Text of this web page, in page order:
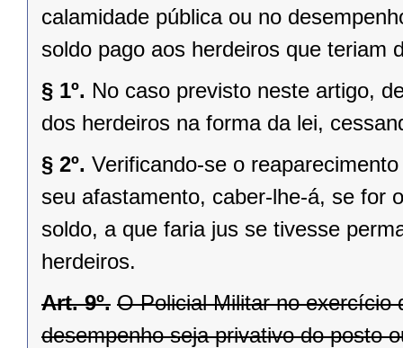
calamidade pública ou no
soldo pago aos herdeiros que teriam
§ 1º. No caso previsto neste artigo,
dos herdeiros na forma da lei,
§ 2º. Verificando-se o
seu afastamento, caber-lhe-á, se for
soldo, a que faria jus se tivesse
herdeiros.
Art. 9º. O Policial Militar no exercício
desempenho seja privativo do posto